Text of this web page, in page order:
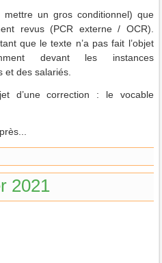
un gros conditionnel) que
revus (PCR externe / OCR).
que le texte n’a pas fait l’objet
devant les instances
et des salariés.
d’une correction : le vocable
2021